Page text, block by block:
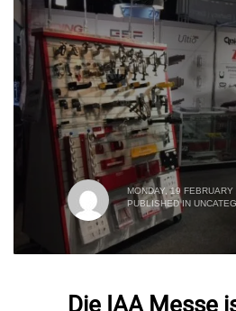
MONDAY, 19
PUBLISHED IN
Die IAA Messe